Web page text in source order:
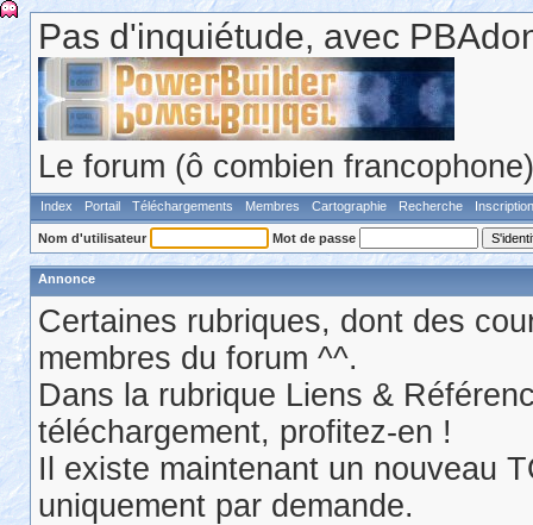
Pas d'inquiétude, avec
Le forum (ô combien
Index Portail Téléchargements Membres Cartographie Recherche Inscription
Nom d'utilisateur Mot de passe
Annonce
Certaines rubriques, dont des
membres du forum ^^.
Dans la rubrique Liens &
téléchargement, profitez-en !
Il existe maintenant un nouveau
uniquement par demande.